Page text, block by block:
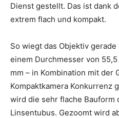
Dienst gestellt. Das ist dank
extrem flach und kompakt.
So wiegt das Objektiv
einem Durchmesser von
mm – in Kombination mit der
Kompaktkamera Konkurrenz
wird die sehr flache Bauform
Linsentubus. Gezoomt wird